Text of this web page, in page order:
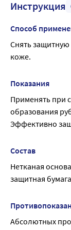
Инструкция
Способ
Снять защитную
коже.
Показания
Применять при
образования
Эффективно
Состав
Нетканая
защитная
Абсолютных